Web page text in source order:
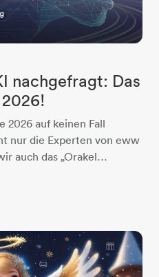
nachgefragt: Das
2026 auf keinen Fall
nur die Experten von eww
auch das „Orakel…